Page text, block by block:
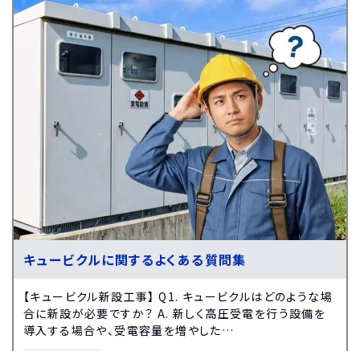
キュービクルに関するよくある質問集
【キュービクル新設工事】 Q1. キュービクルはどのような場
合に新設が必要ですか？ A. 新しく高圧受電を行う設備を
導入する場合や、受電容量を増やした…